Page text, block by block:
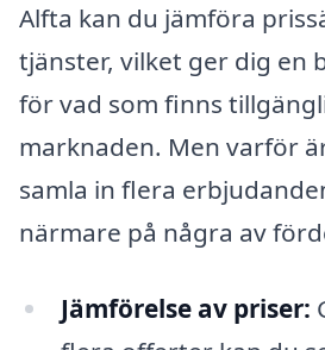
Alfta kan du jämföra
tjänster, vilket ger dig en
för vad som finns
marknaden. Men varför
samla in flera
närmare på några av
Jämförelse av priser: